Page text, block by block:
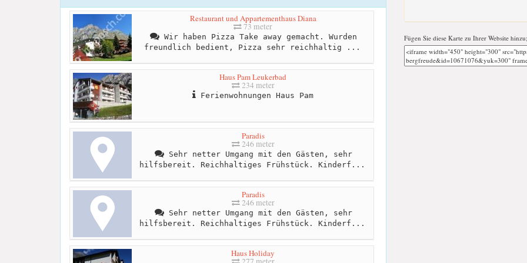
Restaurant und Appartementhaus Diana
73 meter
Wir haben Pizza Take away gemacht. Wurden
freundlich bedient, Pizza sehr reichhaltig ...
Haus Pam Leukerbad
234 meter
Ferienwohnungen Haus Pam
Paradis
246 meter
Sehr netter Umgang mit den Gästen, sehr
hilfsbereit. Reichhaltiges Frühstück. Kinderf...
Paradis
246 meter
Sehr netter Umgang mit den Gästen, sehr
hilfsbereit. Reichhaltiges Frühstück. Kinderf...
Haus Holiday
Fügen Sie diese Karte zu Ihrer Website hinzu;